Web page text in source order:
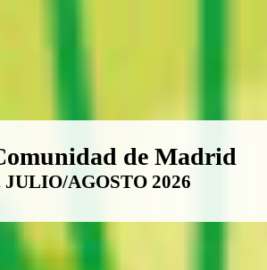
Comunidad de
de Madrid
JULIO/AGOSTO 2026